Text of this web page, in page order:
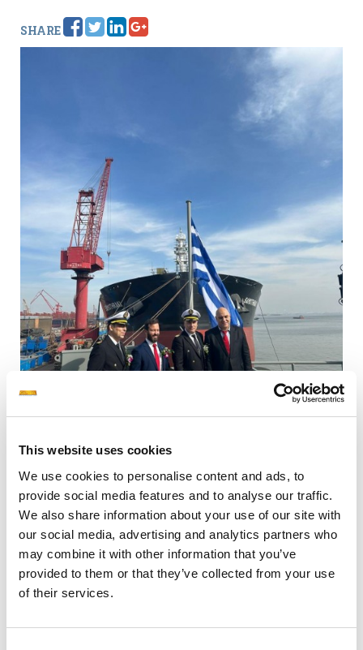
This website uses cookies
We use cookies to personalise content and ads, to
provide social media features and to analyse our traffic.
We also share information about your use of our site with
our social media, advertising and analytics partners who
may combine it with other information that you’ve
provided to them or that they’ve collected from your use
of their services.
SHARE
Πειραιάς, 4 Φεβρουαρίου, 2025. Η Capital Ship
Management Corp. (‘Capital’) παρέλαβε πρόσφατα
τα υπό ελληνική σημαία νεότευκτα δεξαμενόπλοια
‘ΑΙΣΩΠΟΣ’ & ‘ΑΙΟΛΟΣ’, δύο οικολογικού τύπου
δεξαμενόπλοια, χωρητικότητας 115,621 dwt που
κατασκευάστηκαν στα ναυπηγεία New Times